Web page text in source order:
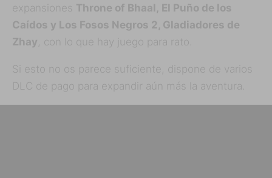
expansiones Throne of Bhaal, El Puño de los
Caídos y Los Fosos Negros 2, Gladiadores de
Zhay , con lo que hay juego para rato.
Si esto no os parece suficiente, dispone de varios
DLC de pago para expandir aún más la aventura.